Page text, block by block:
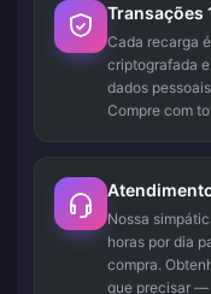
Transações
Cada recarga
criptografada
dados
Compre com
Nossa
horas por dia
compra.
que precisar —